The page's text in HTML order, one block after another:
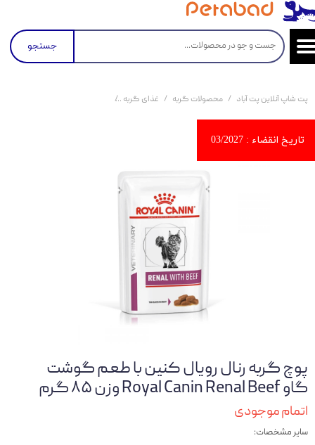
جستجو
پت شاپ آنلاین پت آباد محصولات گربه غذای گربه
پوچ گربه رنال رویال کنین با طعم گوشت
گاو Royal Canin Renal Beef وزن ۸۵ گرم
اتمام موجودی
سایر مشخصات: